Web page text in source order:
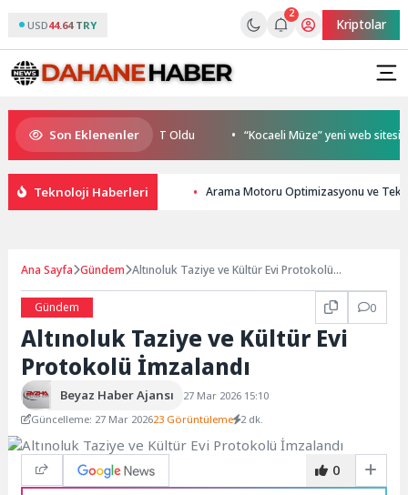
USD44.64 TRY
2
Kriptolar
Son Eklenenler
Şampiyonu TEAM GOAT Oldu “Kocaeli Müze” yeni web sitesiyle
Teknoloji Haberleri Arama Motoru Optimizasyonu ve
Ana Sayfa Gündem Altınoluk Taziye ve Kültür Evi Protokolü
Gündem
0
Altınoluk Taziye ve Kültür Evi
Protokolü İmzalandı
Beyaz Haber Ajansı
27 Mar 2026 15:10
Güncelleme: 27 Mar 202623 Görüntüleme 2 dk.
0